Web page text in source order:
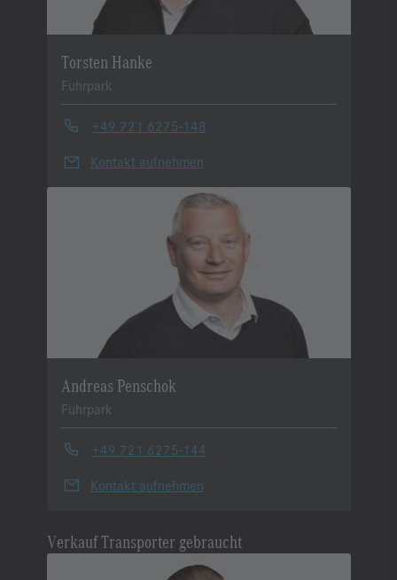
Torsten Hanke
Fuhrpark
+49 721 6275-148
Kontakt aufnehmen
Andreas Penschok
Fuhrpark
+49 721 6275-144
Kontakt aufnehmen
Verkauf Transporter gebraucht